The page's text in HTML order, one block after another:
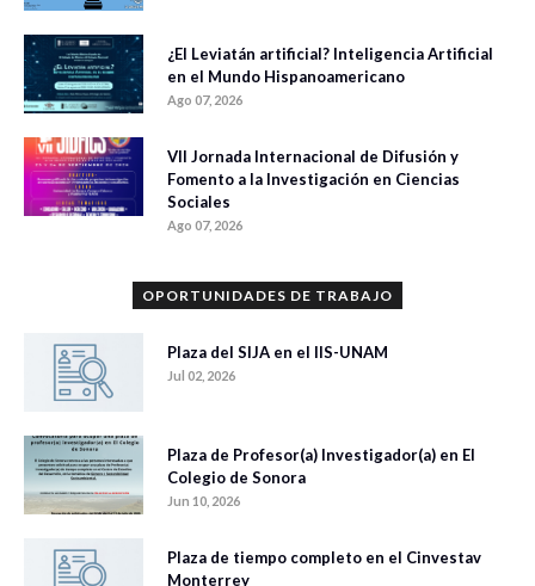
¿El Leviatán artificial? Inteligencia Artificial
en el Mundo Hispanoamericano
Ago 07, 2026
VII Jornada Internacional de Difusión y
Fomento a la Investigación en Ciencias
Sociales
Ago 07, 2026
OPORTUNIDADES DE TRABAJO
Plaza del SIJA en el IIS-UNAM
Jul 02, 2026
Plaza de Profesor(a) Investigador(a) en El
Colegio de Sonora
Jun 10, 2026
Plaza de tiempo completo en el Cinvestav
Monterrey